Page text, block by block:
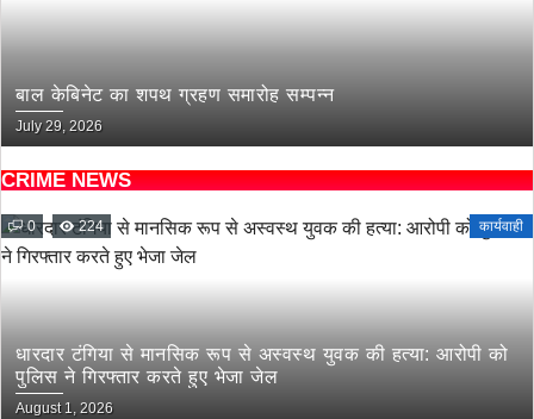
बाल केबिनेट का शपथ ग्रहण समारोह सम्पन्न
July 29, 2026
CRIME NEWS
0 224 कार्यवाही
धारदार टंगिया से मानसिक रूप से अस्वस्थ युवक की हत्या: आरोपी को
पुलिस ने गिरफ्तार करते हुए भेजा जेल
August 1, 2026